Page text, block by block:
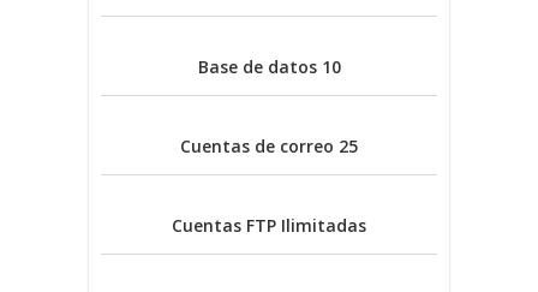
Base de datos 10
Cuentas de correo 25
Cuentas FTP Ilimitadas